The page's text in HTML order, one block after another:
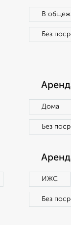
В
Без
Дома
Без
ИЖС
Без